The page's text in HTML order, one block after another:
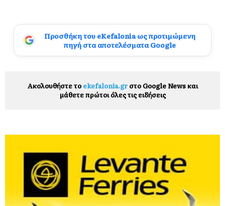
Προσθήκη του eKefalonia ως προτιμώμενη
πηγή στα αποτελέσματα Google
Ακολουθήστε το ekefalonia.grστο Google News και
μάθετε πρώτοι όλες τις ειδήσεις